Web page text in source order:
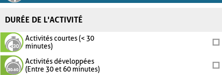
DURÉE DE L'ACTIVITÉ
Activités courtes (< 30
minutes)
Activités développées
(Entre 30 et 60 minutes)